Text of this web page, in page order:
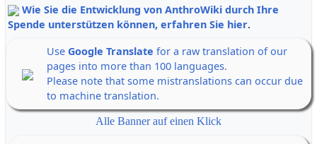
Wie Sie die Entwicklung von AnthroWiki durch Ihre
Spende unterstützen können, erfahren Sie hier.
Use Google Translate for a raw translation of our
pages into more than 100 languages.
Please note that some mistranslations can occur due
to machine translation.
Alle Banner auf einen Klick